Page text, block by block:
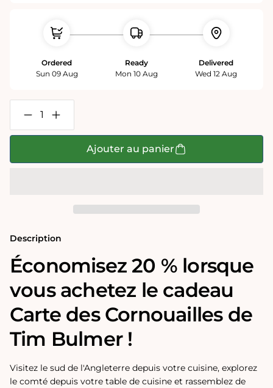
Ordered
Sun 09 Aug
Ready
Mon 10 Aug
Delivered
Wed 12 Aug
Réduire
la
quantité
carte
des
Augmenter
la
quantité
carte
Cornouailles
Ajouter au panier
Description
Économisez 20 % lorsque
vous achetez le cadeau
Carte des Cornouailles de
Tim Bulmer !
Visitez le sud de l'Angleterre depuis votre cuisine, explorez
le comté depuis votre table de cuisine et rassemblez de